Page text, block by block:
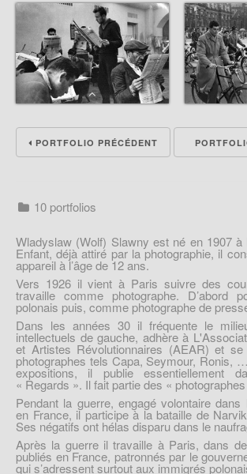
PORTFOLIO PRÉCÉDENT
10 portfolios
Wladyslaw (Wolf) Slawny est né en 1907 à
Enfant, déjà attiré par la photographie, il
appareil à l’âge de 12 ans.
Vers 1926 il vient à Paris suivre des
travaille comme photographe. D’abord
polonais puis, comme photographe de
Dans les années 30 il fréquente le
intellectuels de gauche, adhère à
et Artistes Révolutionnaires (AEAR) et se
photographes tels Capa, Seymour, Ronis,
expositions, il publie
« Regards ». Il fait partie des «
Pendant la guerre, engagé volontaire dans
en France, il participe à la bataille de
Ses négatifs ont hélas disparu dans le
Après la guerre il travaille à Paris, dans
publiés en France, patronnés par le
qui s’adressent surtout aux immigrés